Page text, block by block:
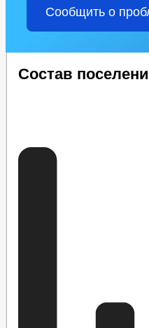
Сообщить о
Состав